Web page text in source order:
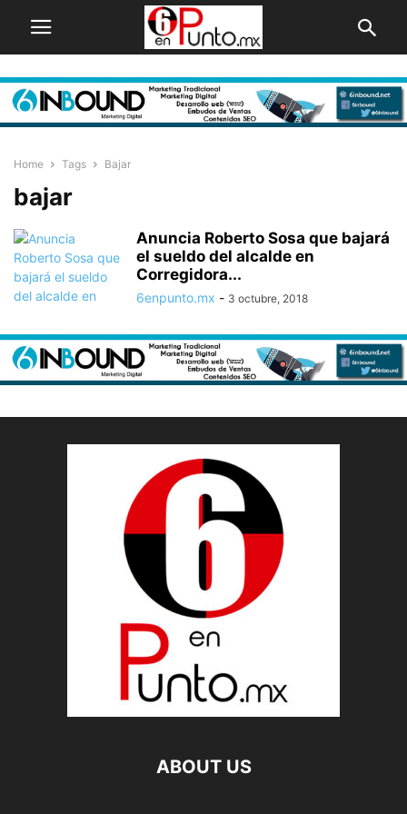
Home Tags Bajar
bajar
Anuncia Roberto Sosa que bajará
el sueldo del alcalde en
Corregidora...
6enpunto.mx - 3 octubre, 2018
ABOUT US